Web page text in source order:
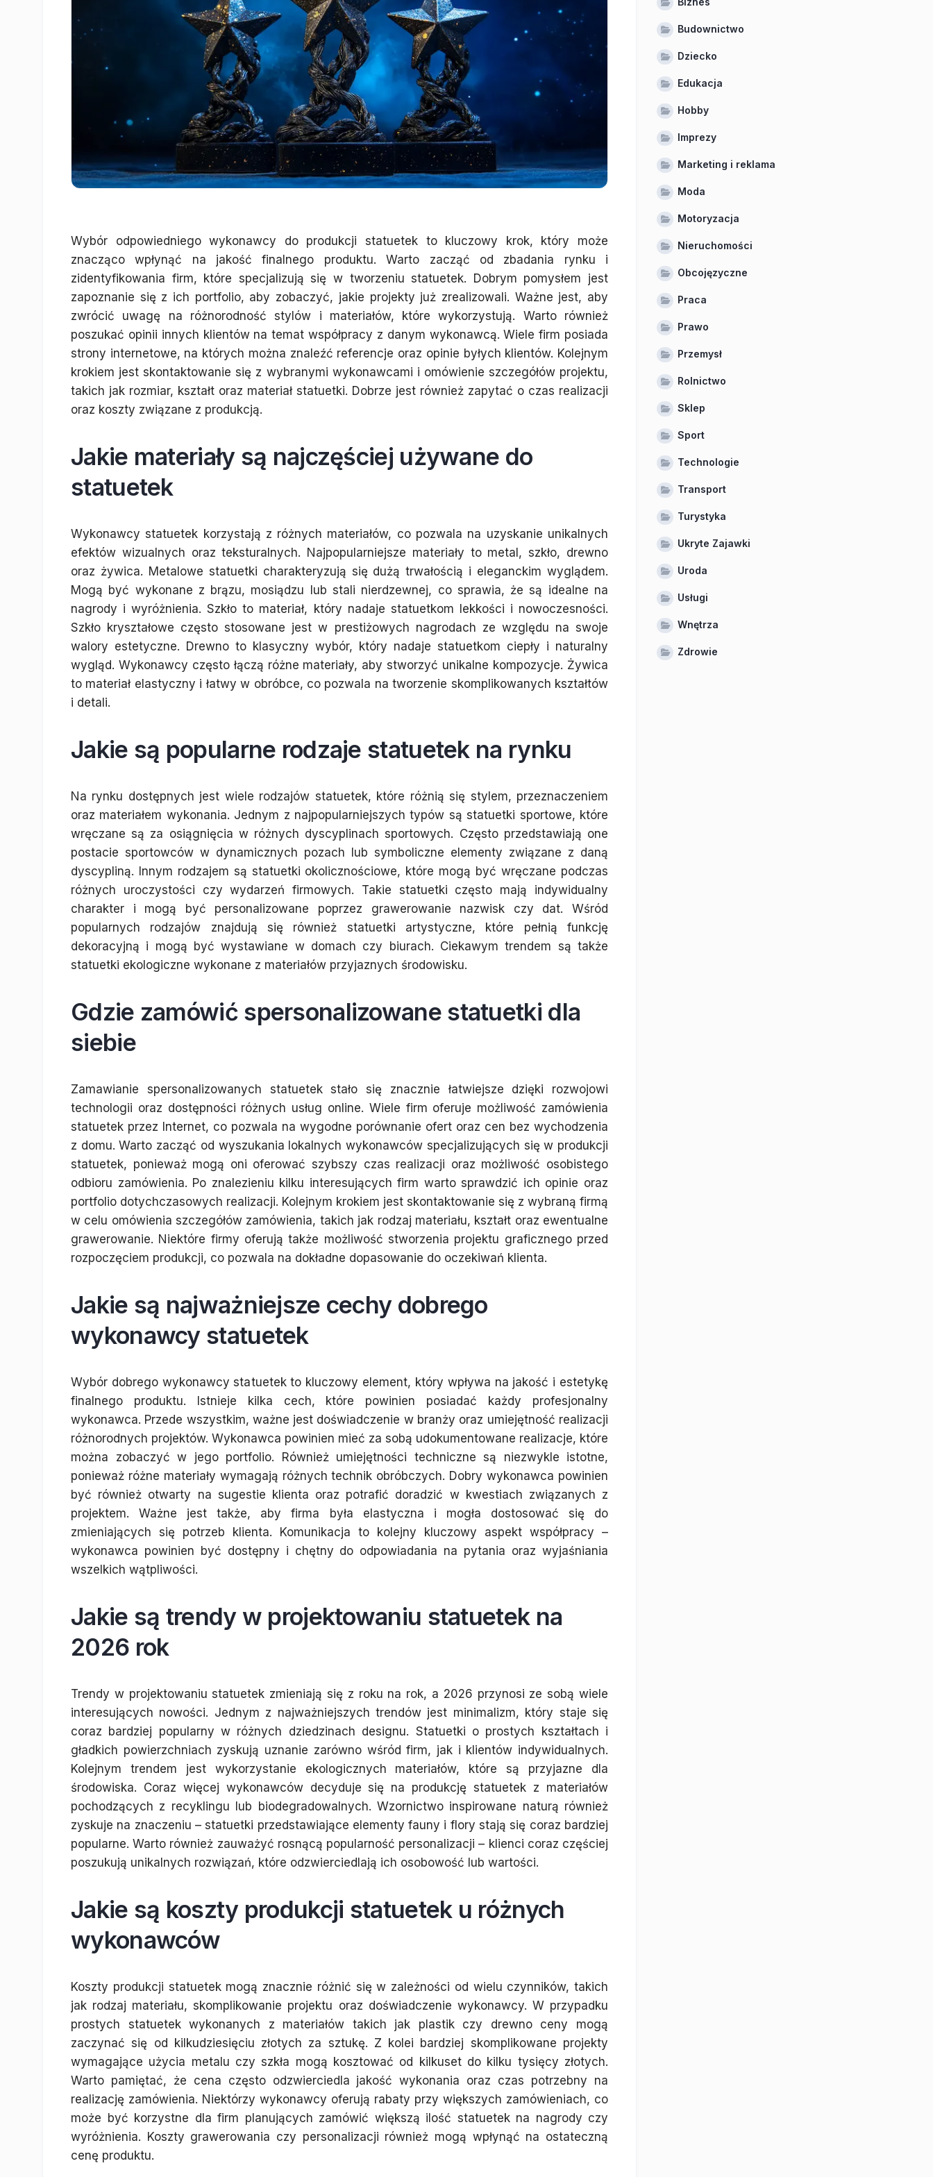
Wybór odpowiedniego wykonawcy do produkcji statuetek to kluczowy krok, który może
znacząco wpłynąć na jakość finalnego produktu. Warto zacząć od zbadania rynku i
zidentyfikowania firm, które specjalizują się w tworzeniu statuetek. Dobrym pomysłem jest
zapoznanie się z ich portfolio, aby zobaczyć, jakie projekty już zrealizowali. Ważne jest, aby
zwrócić uwagę na różnorodność stylów i materiałów, które wykorzystują. Warto również
poszukać opinii innych klientów na temat współpracy z danym wykonawcą. Wiele firm posiada
strony internetowe, na których można znaleźć referencje oraz opinie byłych klientów. Kolejnym
krokiem jest skontaktowanie się z wybranymi wykonawcami i omówienie szczegółów projektu,
takich jak rozmiar, kształt oraz materiał statuetki. Dobrze jest również zapytać o czas realizacji
oraz koszty związane z produkcją.
Jakie materiały są najczęściej używane do
statuetek
Wykonawcy statuetek korzystają z różnych materiałów, co pozwala na uzyskanie unikalnych
efektów wizualnych oraz teksturalnych. Najpopularniejsze materiały to metal, szkło, drewno
oraz żywica. Metalowe statuetki charakteryzują się dużą trwałością i eleganckim wyglądem.
Mogą być wykonane z brązu, mosiądzu lub stali nierdzewnej, co sprawia, że są idealne na
nagrody i wyróżnienia. Szkło to materiał, który nadaje statuetkom lekkości i nowoczesności.
Szkło kryształowe często stosowane jest w prestiżowych nagrodach ze względu na swoje
walory estetyczne. Drewno to klasyczny wybór, który nadaje statuetkom ciepły i naturalny
wygląd. Wykonawcy często łączą różne materiały, aby stworzyć unikalne kompozycje. Żywica
to materiał elastyczny i łatwy w obróbce, co pozwala na tworzenie skomplikowanych kształtów
i detali.
Jakie są popularne rodzaje statuetek na rynku
Na rynku dostępnych jest wiele rodzajów statuetek, które różnią się stylem, przeznaczeniem
oraz materiałem wykonania. Jednym z najpopularniejszych typów są statuetki sportowe, które
wręczane są za osiągnięcia w różnych dyscyplinach sportowych. Często przedstawiają one
postacie sportowców w dynamicznych pozach lub symboliczne elementy związane z daną
dyscypliną. Innym rodzajem są statuetki okolicznościowe, które mogą być wręczane podczas
różnych uroczystości czy wydarzeń firmowych. Takie statuetki często mają indywidualny
charakter i mogą być personalizowane poprzez grawerowanie nazwisk czy dat. Wśród
popularnych rodzajów znajdują się również statuetki artystyczne, które pełnią funkcję
dekoracyjną i mogą być wystawiane w domach czy biurach. Ciekawym trendem są także
statuetki ekologiczne wykonane z materiałów przyjaznych środowisku.
Gdzie zamówić spersonalizowane statuetki dla
siebie
Zamawianie spersonalizowanych statuetek stało się znacznie łatwiejsze dzięki rozwojowi
technologii oraz dostępności różnych usług online. Wiele firm oferuje możliwość zamówienia
statuetek przez Internet, co pozwala na wygodne porównanie ofert oraz cen bez wychodzenia
z domu. Warto zacząć od wyszukania lokalnych wykonawców specjalizujących się w produkcji
statuetek, ponieważ mogą oni oferować szybszy czas realizacji oraz możliwość osobistego
odbioru zamówienia. Po znalezieniu kilku interesujących firm warto sprawdzić ich opinie oraz
portfolio dotychczasowych realizacji. Kolejnym krokiem jest skontaktowanie się z wybraną firmą
w celu omówienia szczegółów zamówienia, takich jak rodzaj materiału, kształt oraz ewentualne
grawerowanie. Niektóre firmy oferują także możliwość stworzenia projektu graficznego przed
rozpoczęciem produkcji, co pozwala na dokładne dopasowanie do oczekiwań klienta.
Jakie są najważniejsze cechy dobrego
wykonawcy statuetek
Wybór dobrego wykonawcy statuetek to kluczowy element, który wpływa na jakość i estetykę
finalnego produktu. Istnieje kilka cech, które powinien posiadać każdy profesjonalny
wykonawca. Przede wszystkim, ważne jest doświadczenie w branży oraz umiejętność realizacji
różnorodnych projektów. Wykonawca powinien mieć za sobą udokumentowane realizacje, które
można zobaczyć w jego portfolio. Również umiejętności techniczne są niezwykle istotne,
ponieważ różne materiały wymagają różnych technik obróbczych. Dobry wykonawca powinien
być również otwarty na sugestie klienta oraz potrafić doradzić w kwestiach związanych z
projektem. Ważne jest także, aby firma była elastyczna i mogła dostosować się do
zmieniających się potrzeb klienta. Komunikacja to kolejny kluczowy aspekt współpracy –
wykonawca powinien być dostępny i chętny do odpowiadania na pytania oraz wyjaśniania
wszelkich wątpliwości.
Jakie są trendy w projektowaniu statuetek na
2026 rok
Trendy w projektowaniu statuetek zmieniają się z roku na rok, a 2026 przynosi ze sobą wiele
interesujących nowości. Jednym z najważniejszych trendów jest minimalizm, który staje się
coraz bardziej popularny w różnych dziedzinach designu. Statuetki o prostych kształtach i
gładkich powierzchniach zyskują uznanie zarówno wśród firm, jak i klientów indywidualnych.
Kolejnym trendem jest wykorzystanie ekologicznych materiałów, które są przyjazne dla
środowiska. Coraz więcej wykonawców decyduje się na produkcję statuetek z materiałów
pochodzących z recyklingu lub biodegradowalnych. Wzornictwo inspirowane naturą również
zyskuje na znaczeniu – statuetki przedstawiające elementy fauny i flory stają się coraz bardziej
popularne. Warto również zauważyć rosnącą popularność personalizacji – klienci coraz częściej
poszukują unikalnych rozwiązań, które odzwierciedlają ich osobowość lub wartości.
Jakie są koszty produkcji statuetek u różnych
wykonawców
Koszty produkcji statuetek mogą znacznie różnić się w zależności od wielu czynników, takich
jak rodzaj materiału, skomplikowanie projektu oraz doświadczenie wykonawcy. W przypadku
prostych statuetek wykonanych z materiałów takich jak plastik czy drewno ceny mogą
zaczynać się od kilkudziesięciu złotych za sztukę. Z kolei bardziej skomplikowane projekty
wymagające użycia metalu czy szkła mogą kosztować od kilkuset do kilku tysięcy złotych.
Warto pamiętać, że cena często odzwierciedla jakość wykonania oraz czas potrzebny na
realizację zamówienia. Niektórzy wykonawcy oferują rabaty przy większych zamówieniach, co
może być korzystne dla firm planujących zamówić większą ilość statuetek na nagrody czy
wyróżnienia. Koszty grawerowania czy personalizacji również mogą wpłynąć na ostateczną
cenę produktu.
Budownictwo
Dziecko
Edukacja
Hobby
Imprezy
Marketing i reklama
Moda
Motoryzacja
Nieruchomości
Obcojęzyczne
Praca
Prawo
Przemysł
Rolnictwo
Sklep
Sport
Technologie
Transport
Turystyka
Ukryte Zajawki
Uroda
Usługi
Wnętrza
Zdrowie